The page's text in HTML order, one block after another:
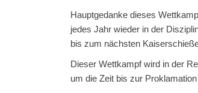
Hauptgedanke dieses
jedes Jahr wieder in der
bis zum nächsten
Dieser Wettkampf wird in der
um die Zeit bis zur